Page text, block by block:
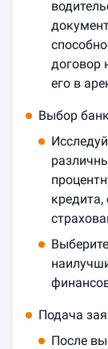
договор
его в
Выбор
кредита,
Подача
После